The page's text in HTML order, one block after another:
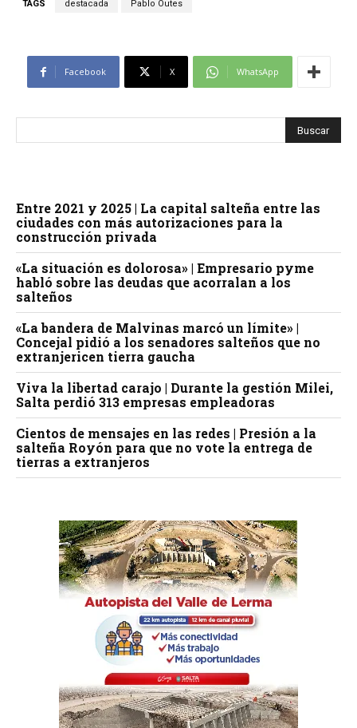
TAGS destacada Pablo Outes
Facebook X WhatsApp
Entre 2021 y 2025 | La capital salteña entre las
ciudades con más autorizaciones para la
construcción privada
«La situación es dolorosa» | Empresario pyme
habló sobre las deudas que acorralan a los
salteños
«La bandera de Malvinas marcó un límite» |
Concejal pidió a los senadores salteños que no
extranjericen tierra gaucha
Viva la libertad carajo | Durante la gestión Milei,
Salta perdió 313 empresas empleadoras
Cientos de mensajes en las redes | Presión a la
salteña Royón para que no vote la entrega de
tierras a extranjeros